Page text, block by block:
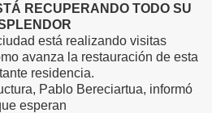
RECUPERANDO TODO SU
está realizando visitas
avanza la restauración de esta
residencia.
Pablo Bereciartua, informó
esperan